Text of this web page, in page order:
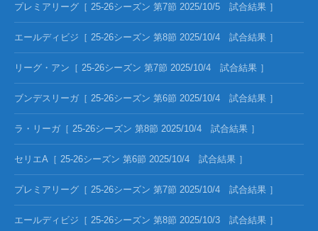
プレミアリーグ［ 25-26シーズン 第7節 2025/10/5 試合結果 ］
エールディビジ［ 25-26シーズン 第8節 2025/10/4 試合結果 ］
リーグ・アン［ 25-26シーズン 第7節 2025/10/4 試合結果 ］
ブンデスリーガ［ 25-26シーズン 第6節 2025/10/4 試合結果 ］
ラ・リーガ［ 25-26シーズン 第8節 2025/10/4 試合結果 ］
セリエA［ 25-26シーズン 第6節 2025/10/4 試合結果 ］
プレミアリーグ［ 25-26シーズン 第7節 2025/10/4 試合結果 ］
エールディビジ［ 25-26シーズン 第8節 2025/10/3 試合結果 ］